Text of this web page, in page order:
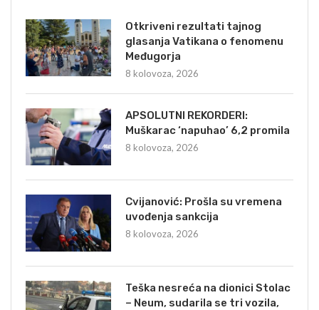
Otkriveni rezultati tajnog
glasanja Vatikana o fenomenu
Međugorja
8 kolovoza, 2026
APSOLUTNI REKORDERI:
Muškarac ‘napuhao’ 6,2 promila
8 kolovoza, 2026
Cvijanović: Prošla su vremena
uvođenja sankcija
8 kolovoza, 2026
Teška nesreća na dionici Stolac
– Neum, sudarila se tri vozila,